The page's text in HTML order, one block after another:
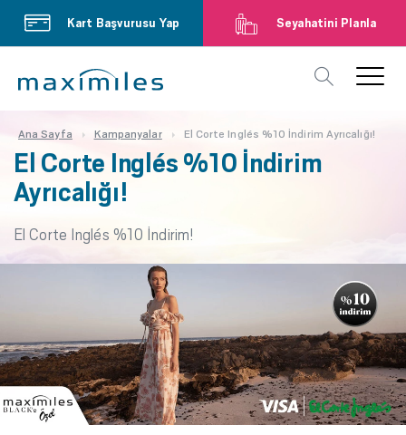
Kart Başvurusu Yap Seyahatini Planla
Ana Sayfa Kampanyalar El Corte Inglés %10 İndirim Ayrıcalığı!
El Corte Inglés %10 İndirim
Ayrıcalığı!
El Corte Inglés %10 İndirim!